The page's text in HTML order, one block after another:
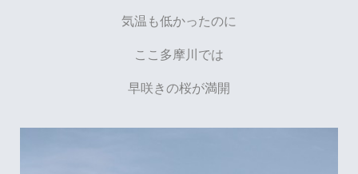
気温も低かったのに
ここ多摩川では
早咲きの桜が満開